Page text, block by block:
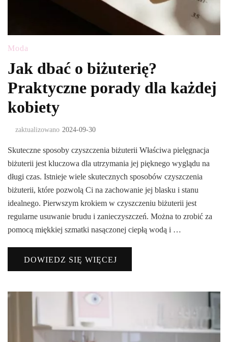
Moda
Jak dbać o biżuterię?
Praktyczne porady dla każdej
kobiety
zaktualizowano 2024-09-30
Skuteczne sposoby czyszczenia biżuterii Właściwa pielęgnacja
biżuterii jest kluczowa dla utrzymania jej pięknego wyglądu na
długi czas. Istnieje wiele skutecznych sposobów czyszczenia
biżuterii, które pozwolą Ci na zachowanie jej blasku i stanu
idealnego. Pierwszym krokiem w czyszczeniu biżuterii jest
regularne usuwanie brudu i zanieczyszczeń. Można to zrobić za
pomocą miękkiej szmatki nasączonej ciepłą wodą i …
DOWIEDZ SIĘ WIĘCEJ